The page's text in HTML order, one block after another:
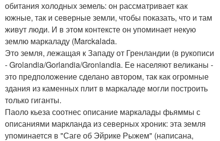
обитания холодных земель: он рассматривает как
южные, так и северные земли, чтобы показать, что и там
живут люди. И в этом контексте он упоминает некую
землю маркаладу (Marckalada.
Это земля, лежащая к Западу от Гренландии (в рукописи
- Grolandia/Gorlandia/Gronlandia. Ее населяют великаны -
это предположение сделано автором, так как огромные
здания из каменных плит в маркаладе могли построить
только гиганты.
Паоло кьеза соотнес описание маркалады фьяммы с
описаниями маркланда из северных хроник: эта земля
упоминается в "Саге об Эйрике Рыжем" (написана,